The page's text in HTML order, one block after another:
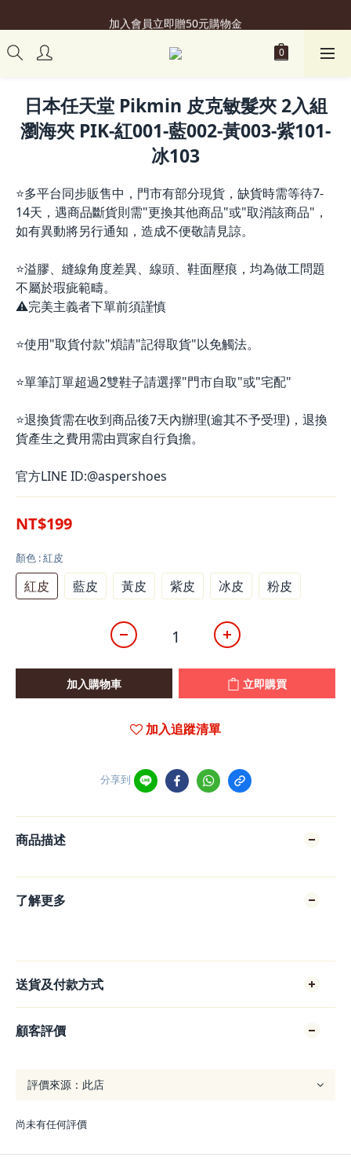
加入會員立即贈50元購物金
加入會員立即贈50元購物金
日本任天堂 Pikmin 皮克敏髮夾 2入組
瀏海夾 PIK-紅001-藍002-黃003-紫101-
冰103
⭐多平台同步販售中，門市有部分現貨，缺貨時需等待7-
14天，遇商品斷貨則需"更換其他商品"或"取消該商品"，
如有異動將另行通知，造成不便敬請見諒。
⭐溢膠、縫線角度差異、線頭、鞋面壓痕，均為做工問題
不屬於瑕疵範疇。
⚠️完美主義者下單前須謹慎
⭐使用"取貨付款"煩請"記得取貨"以免觸法。
⭐單筆訂單超過2雙鞋子請選擇"門市自取"或"宅配"
⭐退換貨需在收到商品後7天內辦理(逾其不予受理)，退換
貨產生之費用需由買家自行負擔。
官方LINE ID:@aspershoes
NT$199
顏色 : 紅皮
紅皮 藍皮 黃皮 紫皮 冰皮 粉皮
加入購物車 立即購買
加入追蹤清單
分享到
商品描述
了解更多
送貨及付款方式
顧客評價
尚未有任何評價